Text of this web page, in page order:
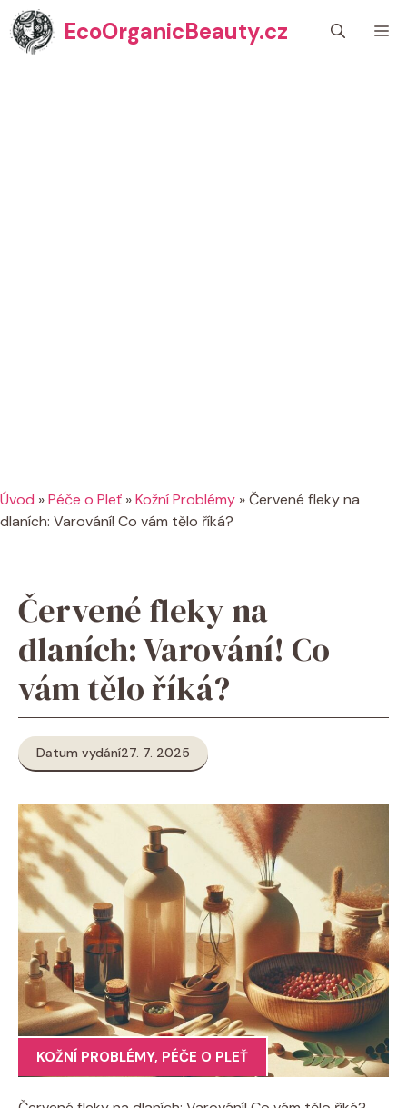
Přeskočit
na
obsah
EcoOrganicBeauty.cz
Úvod »Péče o Pleť »Kožní Problémy »Červené fleky na
dlaních: Varování! Co vám tělo říká?
Červené fleky na
dlaních: Varování! Co
vám tělo říká?
Datum vydání27. 7. 2025
KOŽNÍ PROBLÉMY, PÉČE O PLEŤ